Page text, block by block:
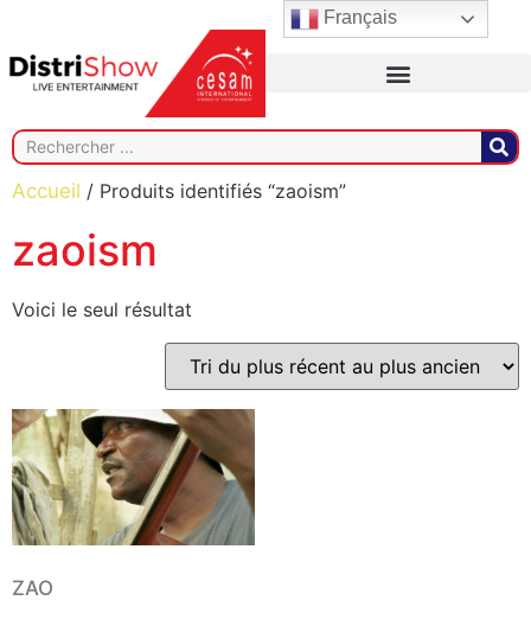
Accueil / Produits identifiés “zaoism”
zaoism
Voici le seul résultat
ZAO
Français